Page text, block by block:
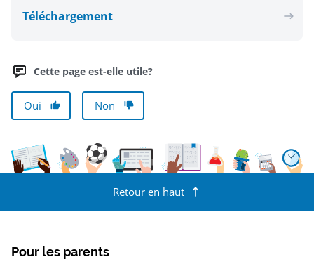
Téléchargement
Cette page est-elle utile?
Oui Non
Retour en haut
Pour les parents